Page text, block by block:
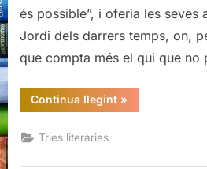
és possible”, i oferia les seves
Jordi dels darrers temps, on,
que compta més el qui que no
Continua llegint“Tria
per
»
Tries literàries